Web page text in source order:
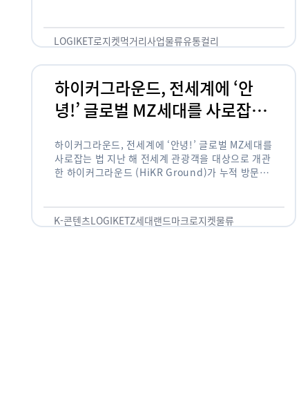
LOGIKET로지켓먹거리사업물류유통컬리
하이커그라운드, 전세계에 ‘안
녕!’ 글로벌 MZ세대를 사로잡는
하이커그라운드, 전세계에 ‘안녕!’ 글로벌 MZ세대를
사로잡는 법 지난 해 전세계 관광객을 대상으로 개관
한 하이커그라운드 (HiKR Ground)가 누적 방문객
방문객이 100만명을 …
K-콘텐츠LOGIKETZ세대랜드마크로지켓물류